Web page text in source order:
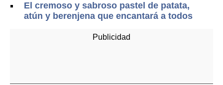
El cremoso y sabroso pastel de patata,
atún y berenjena que encantará a todos